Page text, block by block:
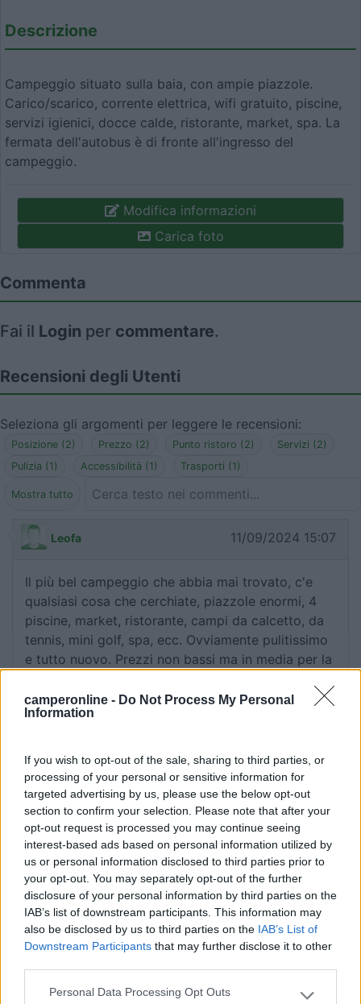
camperonline - Do Not Process My Personal
Information
If you wish to opt-out of the sale, sharing to third parties, or
processing of your personal or sensitive information for
targeted advertising by us, please use the below opt-out
section to confirm your selection. Please note that after your
opt-out request is processed you may continue seeing
interest-based ads based on personal information utilized by
us or personal information disclosed to third parties prior to
your opt-out. You may separately opt-out of the further
disclosure of your personal information by third parties on the
IAB’s list of downstream participants. This information may
also be disclosed by us to third parties on the IAB’s List of
Downstream Participants that may further disclose it to other
Please note that this website/app uses one or more Google
Personal Data Processing Opt Outs
Descrizione
Campeggio situato sulla baia, con ampie piazzole.
Carico/scarico, corrente elettrica, wifi gratuito, piscine,
servizi igienici, docce calde, ristorante, market, spa. La
fermata dell'autobus è di fronte all'ingresso del
campeggio.
Modifica informazioni
Carica foto
Commenta
Fai il Login per commentare.
Recensioni degli Utenti
Seleziona gli argomenti per leggere le recensioni:
Posizione (2) Prezzo (2) Punto ristoro (2)
Servizi (2)
Pulizia (1)
Accessibilità (1) Trasporti (1)
Mostra tutto
Leofa 11/09/2024 15:07
Il più bel campeggio che abbia mai trovato, c'e
qualsiasi cosa che cerchiate, piazzole enormi, 4
piscine, market, ristorante, campi da calcetto, da
tennis, mini golf, spa, ecc. Ovviamente pulitissimo
e tutto nuovo. Prezzi non bassi ma in media per la
ombrelloni gratis sulla spiaggia del campeggio e
l'accesso alle piscine compreso nel prezzo, direi
Posizione Prezzo Pulizia Punto ristoro Servizi
Pierantonio 03/10/2019 0:26
Ottimo camping nuovissimo. Appena fuori da
Rovigno, che su può raggiungere in bici o con il
bus che passa davanti al camping. Impeccabili i
servizi, la spiaggia, il ristorante e tutti i negozi.
Anche se più costose, consiglio prenotare quelle
vicino al mare in quanto si potrebbe altrimenti
finire in una piazzola un po' sgradevole come